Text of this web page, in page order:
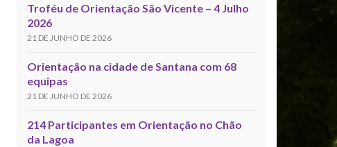
Troféu de Orientação São Vicente – 4 Julho
2026
21 DE JUNHO DE 2026
Orientação na cidade de Santana com 68
equipas
21 DE JUNHO DE 2026
214 Participantes em Orientação no Chão
da Lagoa